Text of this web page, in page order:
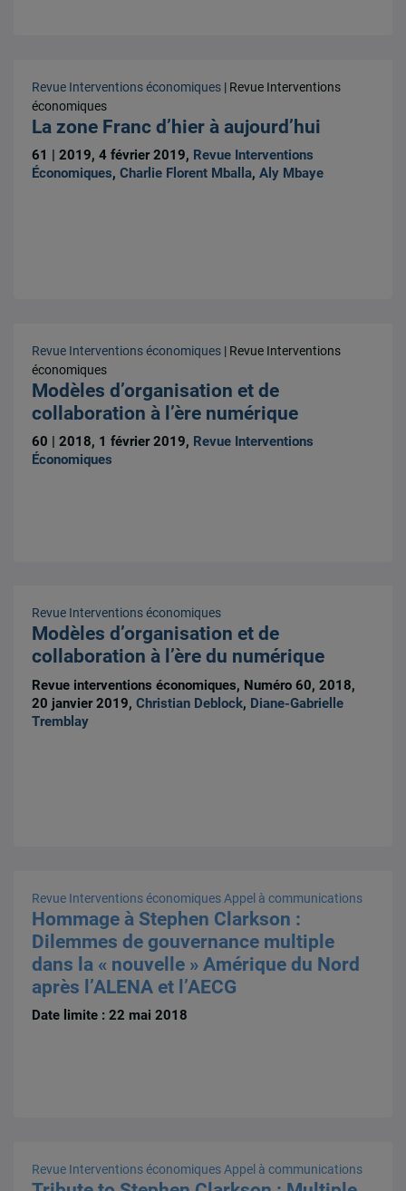
Revue Interventions économiques | Revue Interventions
économiques
La zone Franc d’hier à aujourd’hui
61 | 2019, 4 février 2019, Revue Interventions
Économiques,Charlie Florent Mballa,Aly Mbaye
Revue Interventions économiques | Revue Interventions
économiques
Modèles d’organisation et de
collaboration à l’ère numérique
60 | 2018, 1 février 2019, Revue Interventions
Économiques
Revue Interventions économiques
Modèles d’organisation et de
collaboration à l’ère du numérique
Revue interventions économiques, Numéro 60, 2018,
20 janvier 2019,Christian Deblock, Diane-Gabrielle
Tremblay
Revue Interventions économiques Appel à communications
Hommage à Stephen Clarkson :
Dilemmes de gouvernance multiple
dans la « nouvelle » Amérique du Nord
après l’ALENA et l’AECG
Date limite : 22 mai 2018
Revue Interventions économiques Appel à communications